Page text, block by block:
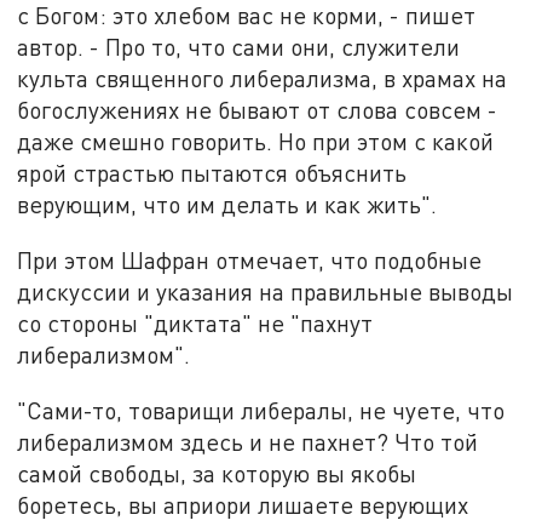
с Богом: это хлебом вас не корми, - пишет
автор. - Про то, что сами они, служители
культа священного либерализма, в храмах на
богослужениях не бывают от слова совсем -
даже смешно говорить. Но при этом с какой
ярой страстью пытаются объяснить
верующим, что им делать и как жить".
При этом Шафран отмечает, что подобные
дискуссии и указания на правильные выводы
со стороны "диктата" не "пахнут
либерализмом".
"Сами-то, товарищи либералы, не чуете, что
либерализмом здесь и не пахнет? Что той
самой свободы, за которую вы якобы
боретесь, вы априори лишаете верующих